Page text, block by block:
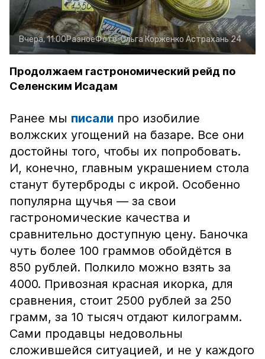
Вчера, 11:00РазноеФото:Ольга Корженко Астрахань 24
Продолжаем гастрономический рейд по
Селенским Исадам
Ранее мы писали про изобилие
волжских угощений на базаре. Все они
достойны того, чтобы их попробовать.
И, конечно, главным украшением стола
станут бутерброды с икрой. Особенно
популярна щучья — за свои
гастрономические качества и
сравнительно доступную цену. Баночка
чуть более 100 граммов обойдётся в
850 рублей. Полкило можно взять за
4000. Привозная красная икорка, для
сравнения, стоит 2500 рублей за 250
грамм, за 10 тысяч отдают килограмм.
Сами продавцы недовольны
сложившейся ситуацией, и не у каждого